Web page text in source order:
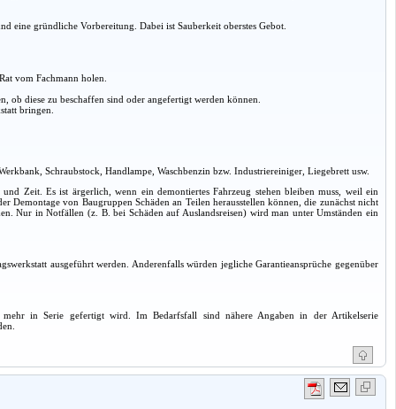
eine gründliche Vorbereitung. Dabei ist Sauberkeit oberstes Gebot.
vom Fachmann holen.
ob diese zu beschaffen sind oder angefertigt werden können.
bringen.
Schraubstock, Handlampe, Waschbenzin bzw. Industriereiniger, Liegebrett usw.
Zeit. Es ist ärgerlich, wenn ein demontiertes Fahrzeug stehen bleiben muss, weil ein
Demontage von Baugruppen Schäden an Teilen herausstellen können, die zunächst nicht
Nur in Notfällen (z. B. bei Schäden auf Auslandsreisen) wird man unter Umständen ein
ausgeführt werden. Anderenfalls würden jegliche Garantieansprüche gegenüber
in Serie gefertigt wird. Im Bedarfsfall sind nähere Angaben in der Artikelserie